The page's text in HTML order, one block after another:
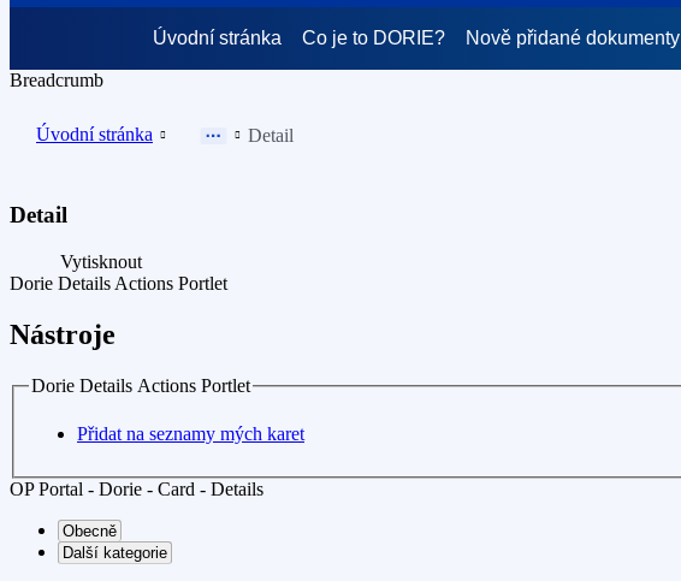
Úvodní stránka Co je to DORIE? Nově přidané dokumenty
Breadcrumb
Úvodní stránka Detail
Detail
Vytisknout
Dorie Details Actions Portlet
Nástroje
Dorie Details Actions Portlet
Přidat na seznamy mých karet
OP Portal - Dorie - Card - Details
Obecně
Další kategorie